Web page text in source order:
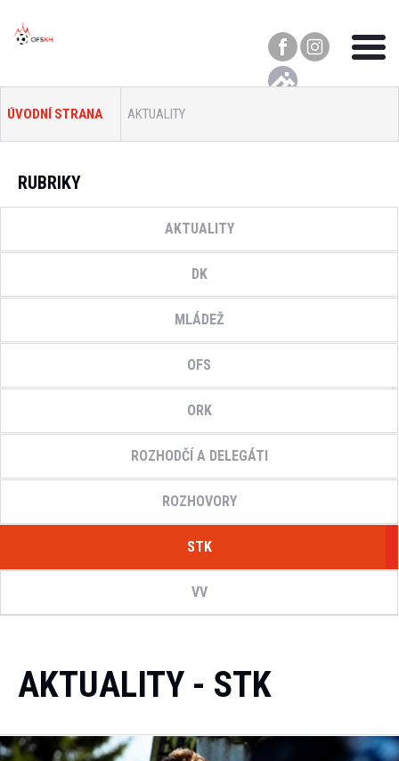
ÚVODNÍ STRANA AKTUALITY
RUBRIKY
AKTUALITY
DK
MLÁDEŽ
OFS
ORK
ROZHODČÍ A DELEGÁTI
ROZHOVORY
STK
VV
AKTUALITY - STK